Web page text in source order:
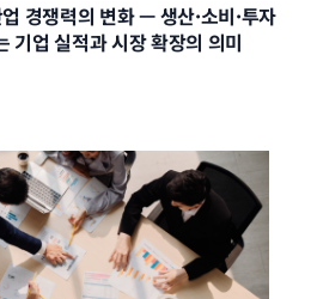
경쟁력의 변화 — 생산·소비·투자
기업 실적과 시장 확장의 의미